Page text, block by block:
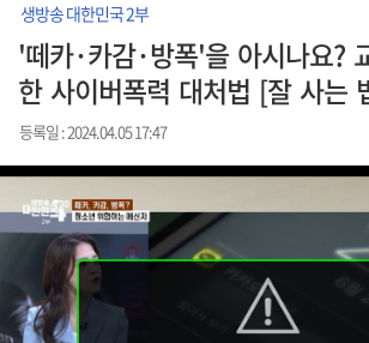
생방송 대한민국 2부
'떼카·카감·방폭'을 아시나요?
한 사이버폭력 대처법 [잘 사는
등록일 : 2024.04.05 17:47